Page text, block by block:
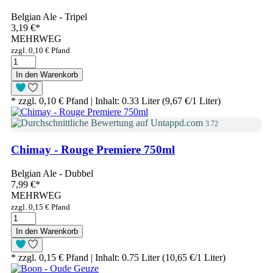
Belgian Ale - Tripel
3,19 €*
MEHRWEG
zzgl. 0,10 € Pfand
In den Warenkorb
* zzgl. 0,10 € Pfand | Inhalt: 0.33 Liter (9,67 €/1 Liter)
3.72
Chimay - Rouge Premiere 750ml
Belgian Ale - Dubbel
7,99 €*
MEHRWEG
zzgl. 0,15 € Pfand
In den Warenkorb
* zzgl. 0,15 € Pfand | Inhalt: 0.75 Liter (10,65 €/1 Liter)